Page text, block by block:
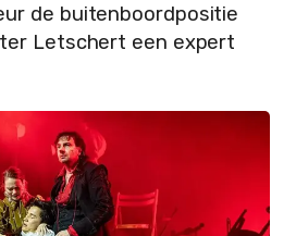
de buitenboordpositie
Letschert een expert